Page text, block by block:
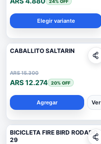
Elegir variante
CABALLITO SALTARIN
ARS 15.300
ARS 12.274 20% OFF
Agregar Ver
BICICLETA FIRE BIRD RODADO
29